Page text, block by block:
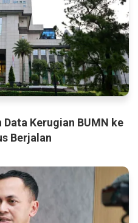
Kerugian BUMN ke
Berjalan